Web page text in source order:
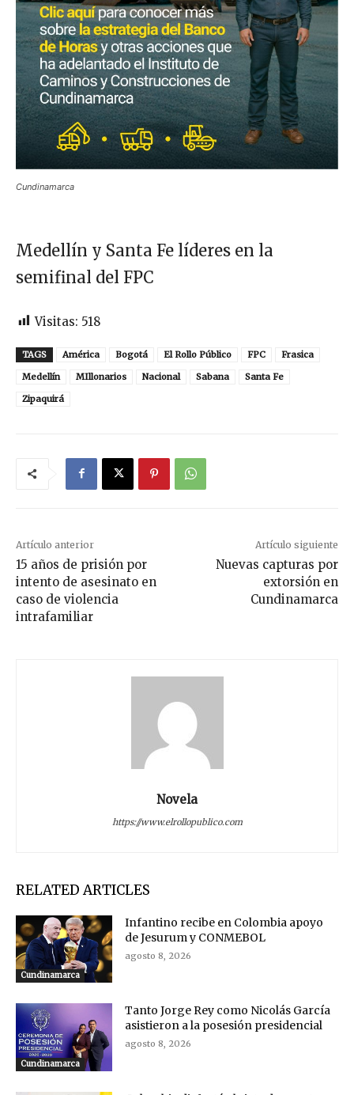
Cundinamarca
Medellín y Santa Fe líderes en la
semifinal del FPC
Visitas: 518
TAGS América Bogotá El Rollo Público FPC
Frasica
Medellín
MIllonarios Nacional Sabana
Santa Fe
Zipaquirá
Artículo anterior
15 años de prisión por
intento de asesinato en
caso de violencia
intrafamiliar
Artículo siguiente
Nuevas capturas por
extorsión en
Cundinamarca
Novela
https://www.elrollopublico.com
RELATED ARTICLES
Cundinamarca
Infantino recibe en Colombia apoyo
de Jesurum y CONMEBOL
agosto 8, 2026
Cundinamarca
Tanto Jorge Rey como Nicolás García
asistieron a la posesión presidencial
agosto 8, 2026